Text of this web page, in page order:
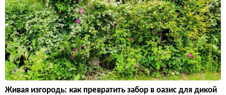
Живая изгородь: как превратить забор в оазис для дикой